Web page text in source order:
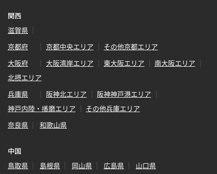
関西
滋賀県
京都府
京都中央エリア
その他京都エリア
大阪府
大阪湾岸エリア 東大阪エリア
南大阪エリア
北摂エリア
兵庫県
阪神北エリア
阪神神戸港エリア
神戸内陸・播磨エリア
その他兵庫エリア
奈良県
和歌山県
中国
鳥取県
島根県 岡山県 広島県 山口県